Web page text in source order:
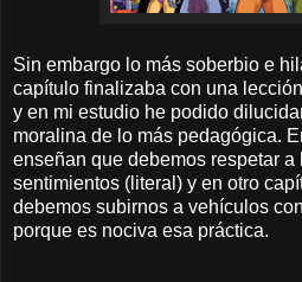
Sin embargo lo más soberbio e
capítulo finalizaba con una
y en mi estudio he podido
moralina de lo más pedagógica.
enseñan que debemos respetar
sentimientos (literal) y en otro
debemos subirnos a vehículos
porque es nociva esa práctica.